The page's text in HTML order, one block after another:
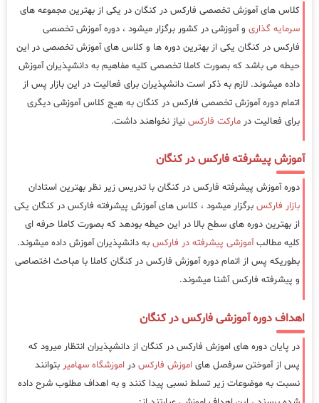
کلاس های آموزش تخصصی فارکس در کنگان در یکی از بهترین مجموعه های
سرمایه گذاری و آموزشی در کشور برگزار میشود ، دوره آموزش تخصصی
فارکس در کنگان یکی از بهترین دوره ها و کلاس های آموزش تخصصی در این
حیطه می باشد که بصورت کاملا تخصصی کلیه مفاهیم به دانشپذیران آموزش
داده میشوند. لازم به ذکر است دانشپذیران برای فعالیت در این بازار پس از
اتمام دوره آموزش تخصصی فارکس در کنگان به هیج کلاس آموزشی دیگری
برای فعالیت در مارکت فارکس نیاز نخواهند داشت.
آموزش پیشرفته فارکس در کنگان
دوره آموزش پیشرفته فارکس در کنگان با تدریس زیر نظر بهترین استادان
بازار فارکس برگزار میشود ، کلاس های آموزش پیشرفته فارکس در کنگان یکی
از بهترین دوره های سطح بالا در این حیطه بودهد که بصورت کاملا حرفه ای
کلیه مطالبآموزشی پیشرفته در فارکس به دانشپذیران آموزش داده میشوند.
بطوریکه پس از اتمام دوره آموزش فارکس در کنگان کاملا با مباحث اختصاصی
و پیشرفته فارکس آشنا میشوند.
اهداف دوره آموزشی فارکس در کنگان
در پایان دوره های اموزش فارکس در کنگان از دانشپذیران انتظار میرود که
پس از آموختن سرفصل های اموزش فارکس در اموزشگاه سهامیر بتوانند
نسبت به موضوعات زیر تسلط نسبی پیدا کنند و به اهداف مطلوب شرح داده